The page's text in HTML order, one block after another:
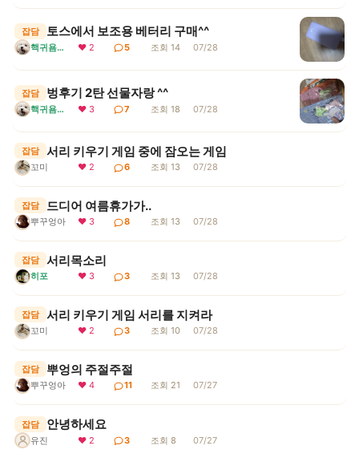
잡담 토스에서 보조용 베터리 구매^^
핵귀욤서리 ❤ 2 5 조회 14 07/28
잡담 벙후기 2탄 선물자랑 ^^
핵귀욤서리 ❤ 3 7 조회 18 07/28
잡담 서리 키우기 게임 중에 잠오는 게임
꼬미 ❤ 2 6 조회 13 07/28
잡담 드디어 여름휴가가..
뿌꾸엉아 ❤ 3 8 조회 13 07/28
잡담 서리목소리
히포 ❤ 3 3 조회 13 07/28
잡담 서리 키우기 게임 서리를 지켜라
꼬미 ❤ 2 3 조회 10 07/28
잡담 뿌엉의 주절주절
뿌꾸엉아 ❤ 4 11 조회 21 07/27
잡담 안녕하세요
유진 ❤ 2 3 조회 8 07/27